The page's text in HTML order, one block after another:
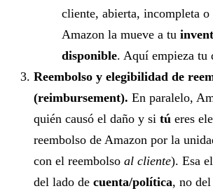
cliente, abierta, incompleta o
Amazon la mueve a tu
disponible. Aquí empieza tu
Reembolso y elegibilidad de
(reimbursement). En paralelo,
quién causó el daño y si tú eres
reembolso de Amazon por la
con el reembolso al cliente). Esa
del lado de cuenta/política, no